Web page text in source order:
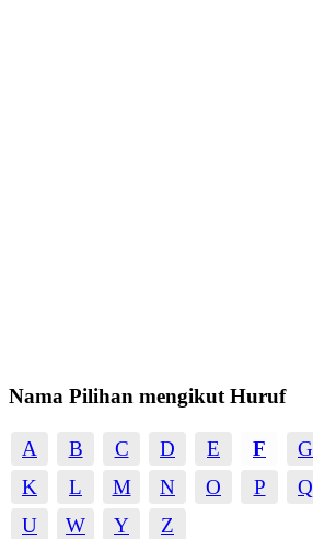
Nama Pilihan mengikut Huruf
A B C D E F G
K
L M N O P Q
U
W Y Z